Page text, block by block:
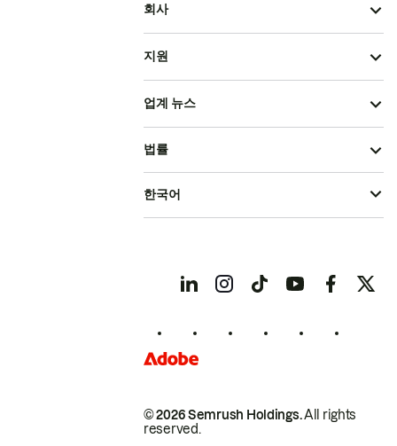
회사
지원
업계 뉴스
© 2026 Semrush Holdings.All rights
reserved.
법률
한국어